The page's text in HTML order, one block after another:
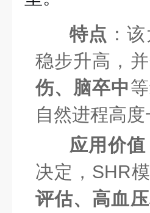
特点 ：
稳步升高，
伤、脑卒中
自然进程高度
应用价值
决定，SHR
评估、高血